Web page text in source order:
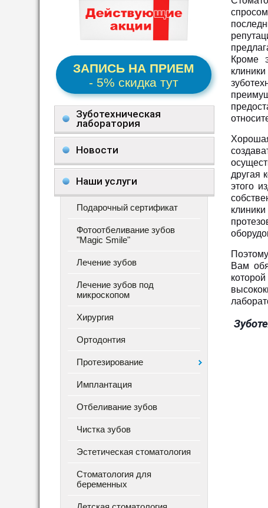
ЗАПИСЬ НА ПРИЕМ
- 5% скидка тут
Зуботехническая
лаборатория
Новости
Наши услуги
Подарочный сертификат
Фотоотбеливание зубов
"Magic Smile"
Лечение зубов
Лечение зубов под
микроскопом
Хирургия
Ортодонтия
Протезирование
Имплантация
Отбеливание зубов
Чистка зубов
Эстетическая стоматология
Стоматология для
беременных
Кроме
другая
этого
Вам